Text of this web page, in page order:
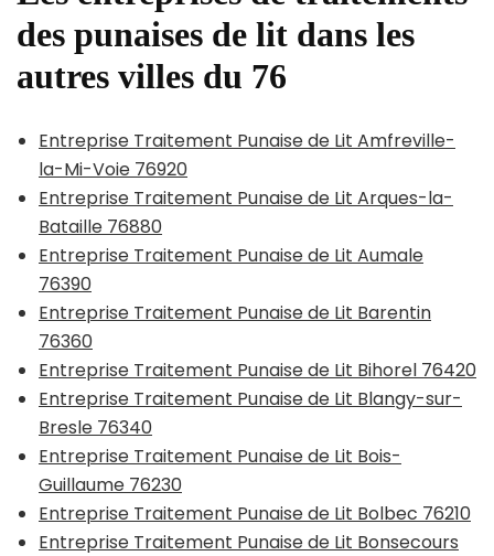
des punaises de lit dans les
autres villes du 76
Entreprise Traitement Punaise de Lit Amfreville-
la-Mi-Voie 76920
Entreprise Traitement Punaise de Lit Arques-la-
Bataille 76880
Entreprise Traitement Punaise de Lit Aumale
76390
Entreprise Traitement Punaise de Lit Barentin
76360
Entreprise Traitement Punaise de Lit Bihorel 76420
Entreprise Traitement Punaise de Lit Blangy-sur-
Bresle 76340
Entreprise Traitement Punaise de Lit Bois-
Guillaume 76230
Entreprise Traitement Punaise de Lit Bolbec 76210
Entreprise Traitement Punaise de Lit Bonsecours